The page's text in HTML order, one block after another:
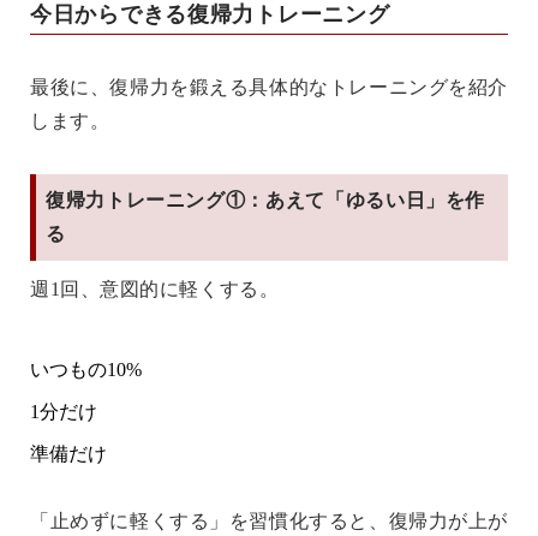
今日からできる復帰力トレーニング
最後に、復帰力を鍛える具体的なトレーニングを紹介
します。
復帰力トレーニング①：あえて「ゆるい日」を作
る
週1回、意図的に軽くする。
いつもの10%
1分だけ
準備だけ
「止めずに軽くする」を習慣化すると、復帰力が上が